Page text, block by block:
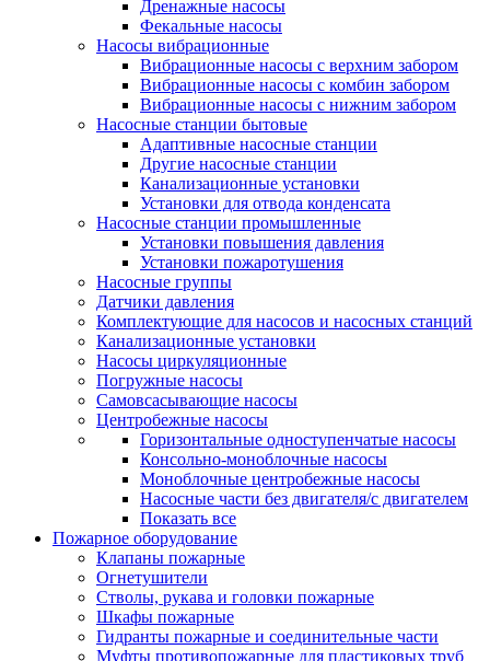
Дренажные насосы
Фекальные насосы
Насосы вибрационные
Вибрационные насосы с верхним забором
Вибрационные насосы с комбин забором
Вибрационные насосы с нижним забором
Насосные станции бытовые
Адаптивные насосные станции
Другие насосные станции
Канализационные установки
Установки для отвода конденсата
Насосные станции промышленные
Установки повышения давления
Установки пожаротушения
Насосные группы
Датчики давления
Комплектующие для насосов и насосных станций
Канализационные установки
Насосы циркуляционные
Погружные насосы
Самовсасывающие насосы
Центробежные насосы
Горизонтальные одноступенчатые насосы
Консольно-моноблочные насосы
Моноблочные центробежные насосы
Насосные части без двигателя/с двигателем
Показать все
Пожарное оборудование
Клапаны пожарные
Огнетушители
Стволы, рукава и головки пожарные
Шкафы пожарные
Гидранты пожарные и соединительные части
Муфты противопожарные для пластиковых труб